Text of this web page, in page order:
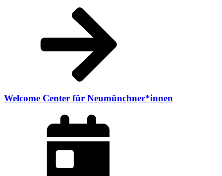
Welcome Center für Neumünchner*innen